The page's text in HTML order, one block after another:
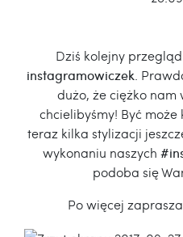
Dziś kolejny
instagramowiczek .
dużo, że ciężko nam
chcielibyśmy! Być
teraz kilka stylizacji
wykonaniu naszych
podoba się
Po więcej